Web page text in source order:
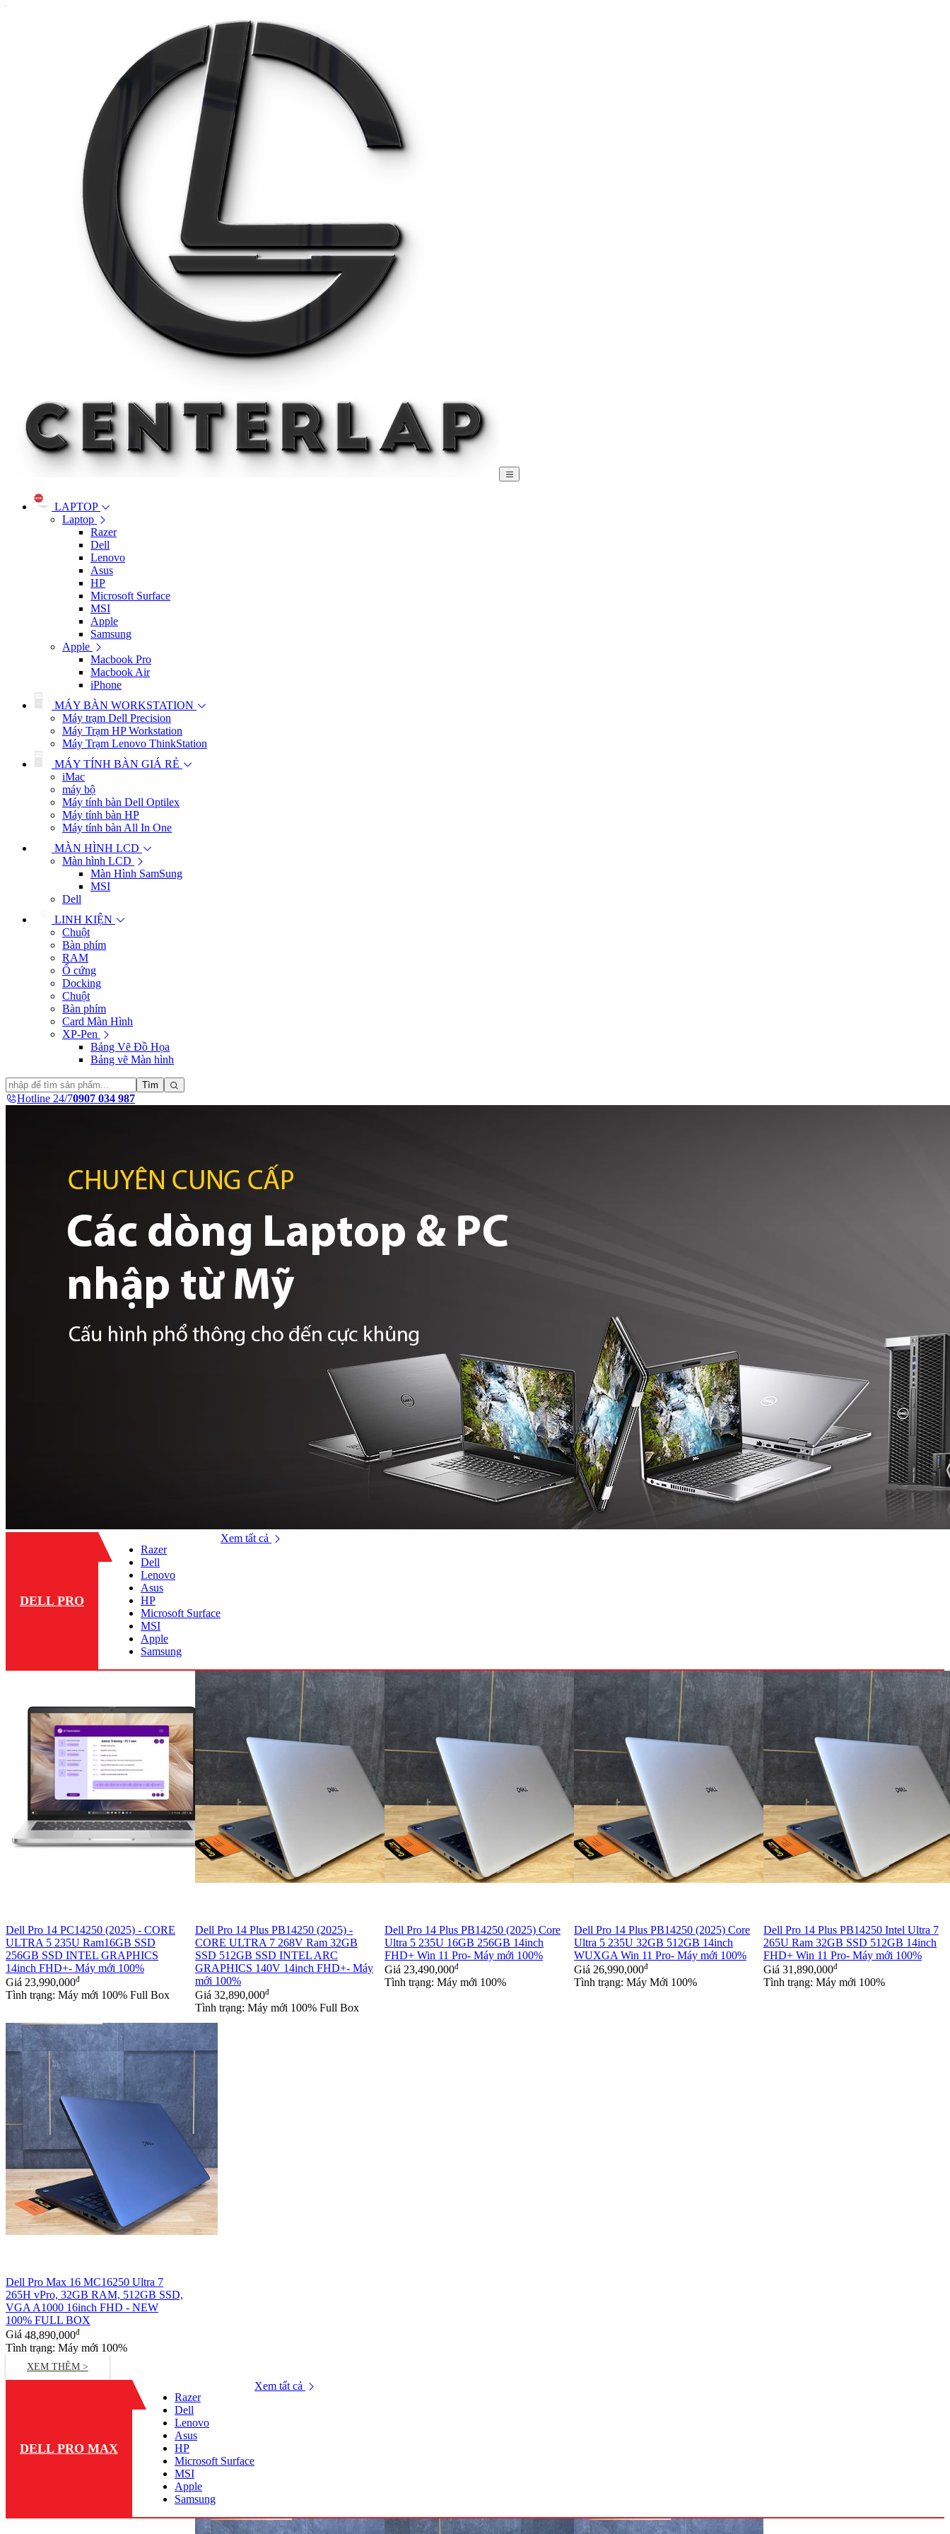
LAPTOP
Laptop
Razer
Dell
Lenovo
Asus
HP
Microsoft Surface
MSI
Apple
Samsung
Apple
Macbook Pro
Macbook Air
iPhone
MÁY BÀN WORKSTATION
Máy trạm Dell Precision
Máy Trạm HP Workstation
Máy Trạm Lenovo ThinkStation
MÁY TÍNH BÀN GIÁ RẺ
iMac
máy bộ
Máy tính bàn Dell Optilex
Máy tính bàn HP
Máy tính bàn All In One
MÀN HÌNH LCD
Màn hình LCD
Màn Hình SamSung
MSI
Dell
LINH KIỆN
Chuột
Bàn phím
RAM
Ổ cứng
Docking
Chuột
Bàn phím
Card Màn Hình
XP-Pen
Bảng Vẽ Đồ Họa
Bảng vẽ Màn hình
Tìm
Hotline 24/70907 034 987
DELL PRO
Razer
Dell
Lenovo
Asus
HP
Microsoft Surface
MSI
Apple
Samsung
Xem tất cả
Dell Pro 14 PC14250 (2025) - CORE
ULTRA 5 235U Ram16GB SSD
256GB SSD INTEL GRAPHICS
14inch FHD+- Máy mới 100%
Giá 23,990,000đ
Tình trạng: Máy mới 100% Full Box
Dell Pro 14 Plus PB14250 (2025) -
CORE ULTRA 7 268V Ram 32GB
SSD 512GB SSD INTEL ARC
GRAPHICS 140V 14inch FHD+- Máy
mới 100%
Giá 32,890,000đ
Tình trạng: Máy mới 100% Full Box
Dell Pro 14 Plus PB14250 (2025) Core
Ultra 5 235U 16GB 256GB 14inch
FHD+ Win 11 Pro- Máy mới 100%
Giá 23,490,000đ
Tình trạng: Máy mới 100%
Dell Pro 14 Plus PB14250 (2025) Core
Ultra 5 235U 32GB 512GB 14inch
WUXGA Win 11 Pro- Máy mới 100%
Giá 26,990,000đ
Tình trạng: Máy Mới 100%
Dell Pro 14 Plus PB14250 Intel Ultra 7
265U Ram 32GB SSD 512GB 14inch
FHD+ Win 11 Pro- Máy mới 100%
Giá 31,890,000đ
Tình trạng: Máy mới 100%
Dell Pro Max 16 MC16250 Ultra 7
265H vPro, 32GB RAM, 512GB SSD,
VGA A1000 16inch FHD - NEW
100% FULL BOX
Giá 48,890,000đ
Tình trạng: Máy mới 100%
XEM THÊM >
DELL PRO MAX
Razer
Dell
Lenovo
Asus
HP
Microsoft Surface
MSI
Apple
Samsung
Xem tất cả